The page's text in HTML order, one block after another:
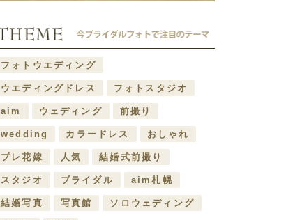
フォトウエディング
ウエディングドレス フォトスタジオ
aim ウェディング 前撮り
wedding カラードレス おしゃれ
プレ花嫁 人気 結婚式前撮り
スタジオ ブライダル aim札幌
結婚写真 写真館 ソロウェディング